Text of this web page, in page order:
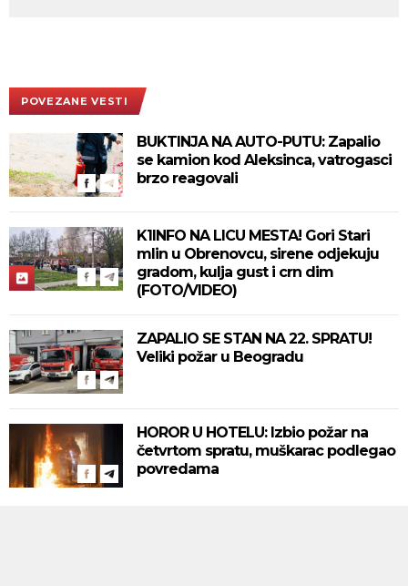
POVEZANE VESTI
BUKTINJA NA AUTO-PUTU: Zapalio
se kamion kod Aleksinca, vatrogasci
brzo reagovali
K1INFO NA LICU MESTA! Gori Stari
mlin u Obrenovcu, sirene odjekuju
gradom, kulja gust i crn dim
(FOTO/VIDEO)
ZAPALIO SE STAN NA 22. SPRATU!
Veliki požar u Beogradu
HOROR U HOTELU: Izbio požar na
četvrtom spratu, muškarac podlegao
povredama